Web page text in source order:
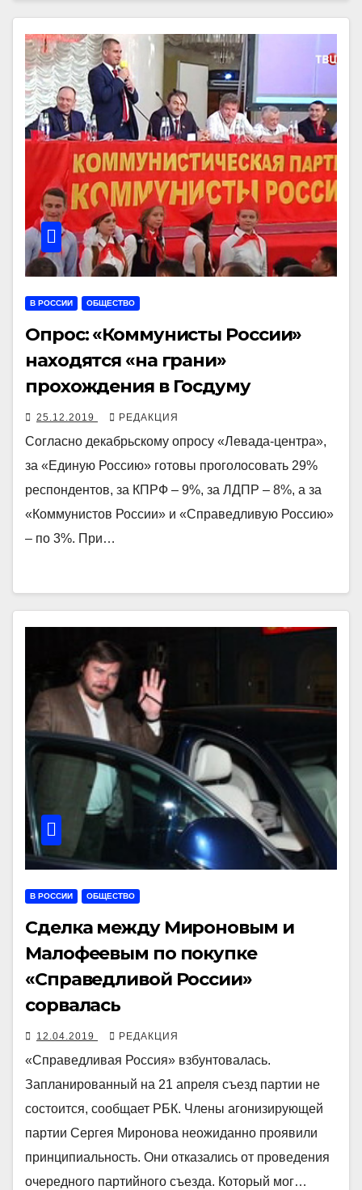
В РОССИИ ОБЩЕСТВО
Опрос: «Коммунисты России»
находятся «на грани»
прохождения в Госдуму
25.12.2019 РЕДАКЦИЯ
Согласно декабрьскому опросу «Левада-центра»,
за «Единую Россию» готовы проголосовать 29%
респондентов, за КПРФ – 9%, за ЛДПР – 8%, а за
«Коммунистов России» и «Справедливую Россию»
– по 3%. При…
В РОССИИ ОБЩЕСТВО
Сделка между Мироновым и
Малофеевым по покупке
«Справедливой России»
сорвалась
12.04.2019 РЕДАКЦИЯ
«Справедливая Россия» взбунтовалась.
Запланированный на 21 апреля съезд партии не
состоится, сообщает РБК. Члены агонизирующей
партии Сергея Миронова неожиданно проявили
принципиальность. Они отказались от проведения
очередного партийного съезда. Который мог…